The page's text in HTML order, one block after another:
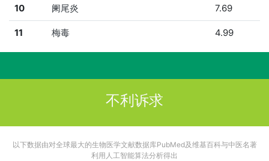
10 阑尾炎 7.69
11 梅毒 4.99
不利诉求
以下数据由对全球最大的生物医学文献数据库PubMed及维基百科与中医名著
利用人工智能算法分析得出